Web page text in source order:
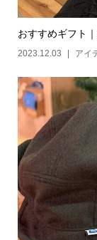
おすすめギフト
2023.12.03 アイ